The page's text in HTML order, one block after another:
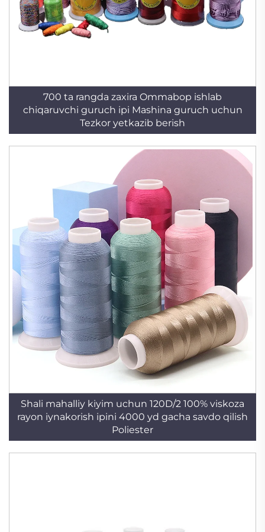
700 ta rangda zaxira Ommabop ishlab
chiqaruvchi guruch ipi Mashina guruch uchun
Tezkor yetkazib berish
Shali mahalliy kiyim uchun 120D/2 100% viskoza
rayon iynakorish ipini 4000 yd gacha savdo qilish
Poliester